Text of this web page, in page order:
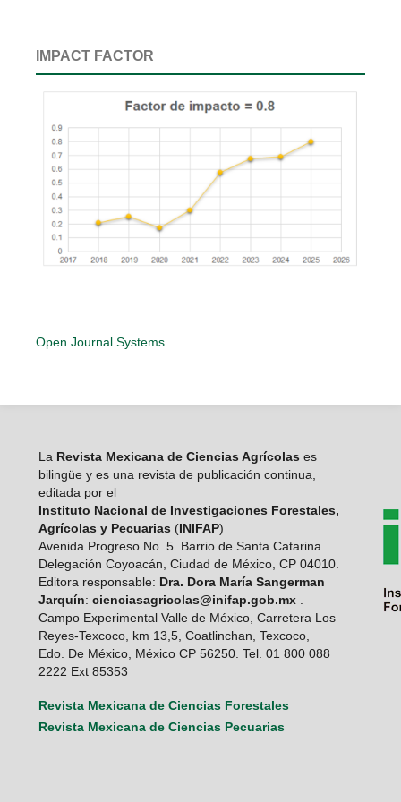
IMPACT FACTOR
Open Journal Systems
LaRevista Mexicana de Ciencias Agrícolas es
bilingüe y es una revista de publicación continua,
editada por el
Instituto Nacional de Investigaciones Forestales,
Agrícolas y Pecuarias (INIFAP)
Avenida Progreso No. 5. Barrio de Santa Catarina
Delegación Coyoacán, Ciudad de México, CP 04010.
Editora responsable: Dra. Dora María Sangerman
Jarquín: cienciasagricolas@inifap.gob.mx.
Campo Experimental Valle de México, Carretera Los
Reyes-Texcoco, km 13,5, Coatlinchan, Texcoco,
Edo. De México, México CP 56250. Tel. 01 800 088
2222 Ext 85353
Revista Mexicana de Ciencias Forestales
Revista Mexicana de Ciencias Pecuarias